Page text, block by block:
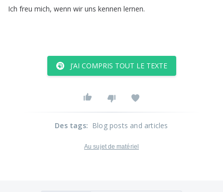
Ich freu mich, wenn wir uns kennen lernen.
J’AI COMPRIS TOUT LE TEXTE
Des tags: Blog posts and articles
Au sujet de matériel